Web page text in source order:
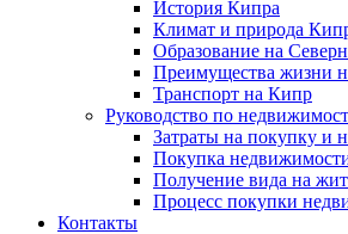
История Кипра
Климат и природа
Образование на
Преимущества жизни
Транспорт на Кипр
Руководство по
Затраты на покупку и
Покупка
Получение вида на
Процесс покупки
Контакты